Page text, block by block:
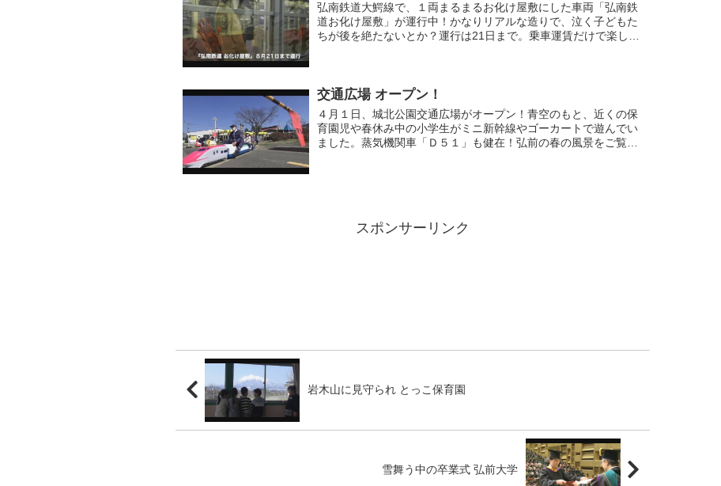
弘南鉄道大鰐線で、１両まるまるお化け屋敷にした車両「弘南鉄
道お化け屋敷」が運行中！かなりリアルな造りで、泣く子どもた
ちが後を絶たないとか？運行は21日まで。乗車運賃だけで楽しめ
交通広場 オープン！
４月１日、城北公園交通広場がオープン！青空のもと、近くの保
育園児や春休み中の小学生がミニ新幹線やゴーカートで遊んでい
ました。蒸気機関車「Ｄ５１」も健在！弘前の春の風景をご覧く
スポンサーリンク
岩木山に見守られ とっこ保育園
雪舞う中の卒業式 弘前大学